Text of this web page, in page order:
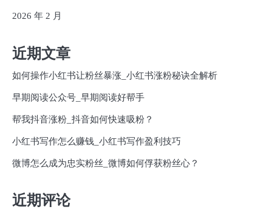
2026 年 2 月
近期文章
如何操作小红书让粉丝暴涨_小红书涨粉秘诀全解析
早期阅读公众号_早期阅读好帮手
帮我抖音涨粉_抖音如何快速吸粉？
小红书写作怎么赚钱_小红书写作盈利技巧
微博怎么成为忠实粉丝_微博如何俘获粉丝心？
近期评论